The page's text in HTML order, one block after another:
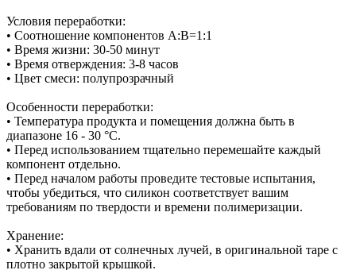
Условия переработки:
• Соотношение компонентов А:В=1:1
• Время жизни: 30-50 минут
• Время отверждения: 3-8 часов
• Цвет смеси: полупрозрачный
Особенности переработки:
• Температура продукта и помещения должна быть в
диапазоне 16 - 30 °C.
• Перед использованием тщательно перемешайте каждый
компонент отдельно.
• Перед началом работы проведите тестовые испытания,
чтобы убедиться, что силикон соответствует вашим
требованиям по твердости и времени полимеризации.
Хранение:
• Хранить вдали от солнечных лучей, в оригинальной таре с
плотно закрытой крышкой.